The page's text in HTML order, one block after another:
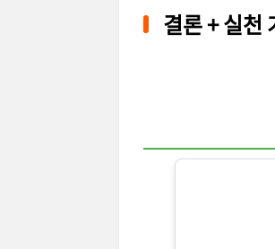
결론 + 실천